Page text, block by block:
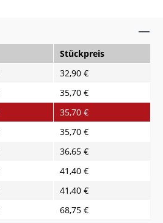
Stückpreis
32,90 €
35,70 €
35,70 €
35,70 €
36,65 €
41,40 €
41,40 €
68,75 €